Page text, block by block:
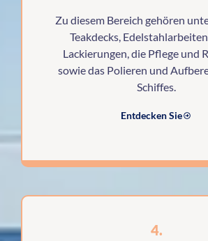
Zu diesem Bereich gehören
Teakdecks,
Lackierungen, die Pflege und
sowie das Polieren und
Schiffes.
Entdecken Sie
4.